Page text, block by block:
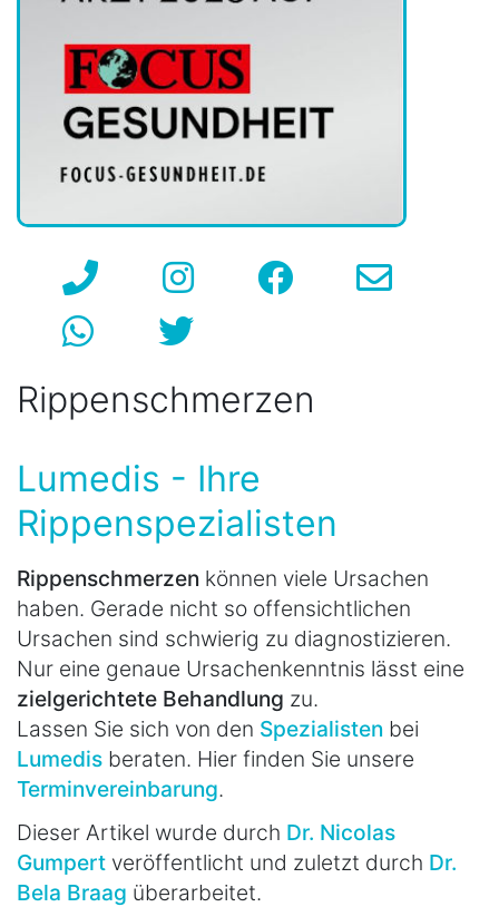
Rippenschmerzen
Lumedis - Ihre
Rippenspezialisten
Rippenschmerzen können viele Ursachen
haben. Gerade nicht so offensichtlichen
Ursachen sind schwierig zu diagnostizieren.
Nur eine genaue Ursachenkenntnis lässt eine
zielgerichtete Behandlung zu.
Lassen Sie sich von den Spezialisten bei
Lumedis beraten. Hier finden Sie unsere
Terminvereinbarung.
Dieser Artikel wurde durch Dr. Nicolas
Gumpert veröffentlicht und zuletzt durch Dr.
Bela Braag überarbeitet.